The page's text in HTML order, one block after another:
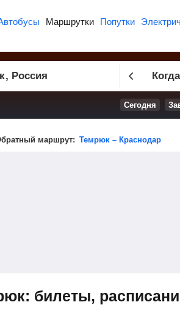
Маршрутки Попутки
Сегодня
маршрут: Темрюк – Краснодар
билеты,